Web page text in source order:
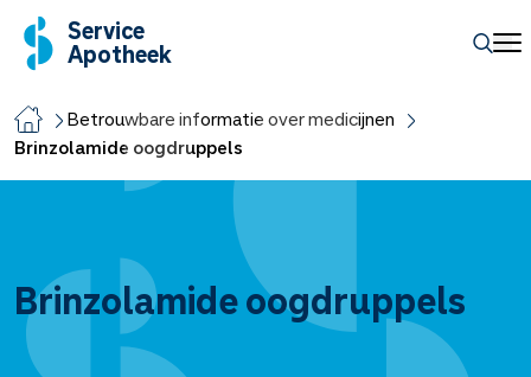
Service
Apotheek
Betrouwbare informatie over medicijnen
Brinzolamide oogdruppels
Brinzolamide oogdruppels